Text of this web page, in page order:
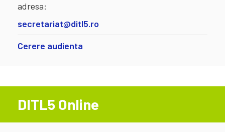
adresa:
secretariat@ditl5.ro
Cerere audienta
DITL5 Online